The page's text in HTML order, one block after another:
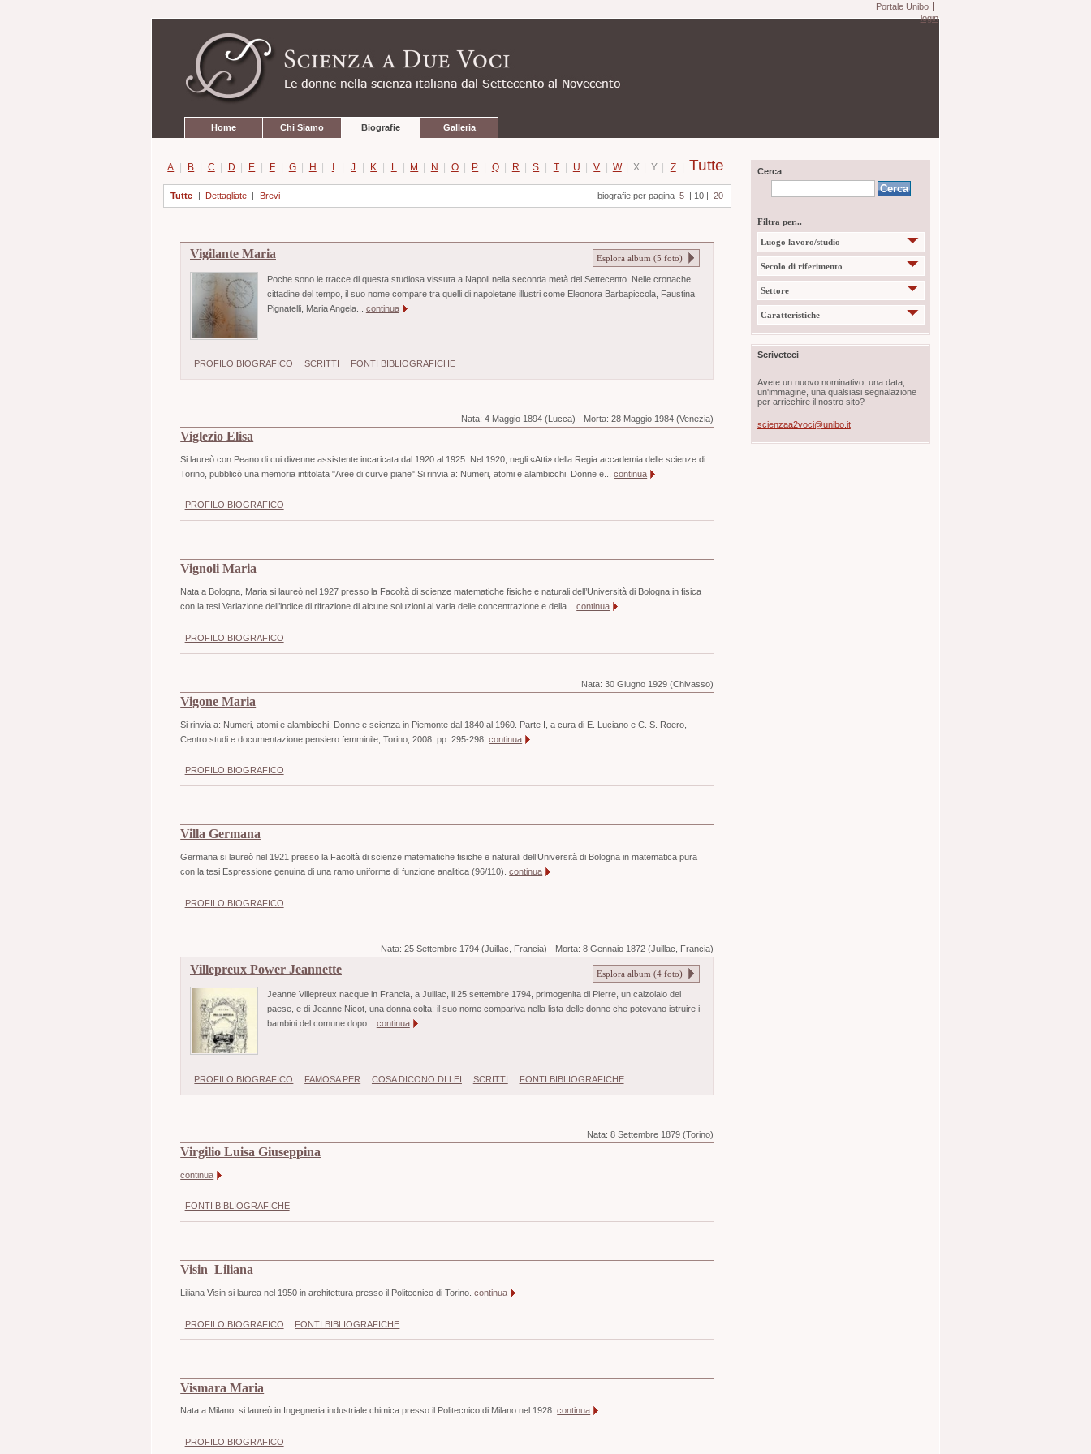
contenuti.
navigazione
Portale Unibo
login
Home Chi Siamo Biografie Galleria
A | B | C | D | E | F | G | H | I | J | K | L | M | N | O | P | Q | R | S | T | U | V | W | X | Y | Z | Tutte
Tutte | Dettagliate | Brevi biografie per pagina 5 | 10 | 20
Vigilante Maria Esplora album (5 foto)
Poche sono le tracce di questa studiosa vissuta a Napoli nella seconda metà del Settecento. Nelle cronache
cittadine del tempo, il suo nome compare tra quelli di napoletane illustri come Eleonora Barbapiccola, Faustina
Pignatelli, Maria Angela... continua
PROFILO BIOGRAFICO SCRITTI FONTI BIBLIOGRAFICHE
Nata:4 Maggio 1894 (Lucca) - Morta:28 Maggio 1984 (Venezia)
Viglezio Elisa
Si laureò con Peano di cui divenne assistente incaricata dal 1920 al 1925. Nel 1920, negli «Atti» della Regia accademia delle scienze di
Torino, pubblicò una memoria intitolata "Aree di curve piane".Si rinvia a: Numeri, atomi e alambicchi. Donne e...continua
PROFILO BIOGRAFICO
Vignoli Maria
Nata a Bologna, Maria si laureò nel 1927 presso la Facoltà di scienze matematiche fisiche e naturali dell’Università di Bologna in fisica
con la tesi Variazione dell’indice di rifrazione di alcune soluzioni al varia delle concentrazione e della...continua
PROFILO BIOGRAFICO
Nata:30 Giugno 1929 (Chivasso)
Vigone Maria
Si rinvia a: Numeri, atomi e alambicchi. Donne e scienza in Piemonte dal 1840 al 1960. Parte I, a cura di E. Luciano e C. S. Roero,
Centro studi e documentazione pensiero femminile, Torino, 2008, pp. 295-298.continua
PROFILO BIOGRAFICO
Villa Germana
Germana si laureò nel 1921 presso la Facoltà di scienze matematiche fisiche e naturali dell’Università di Bologna in matematica pura
con la tesi Espressione genuina di una ramo uniforme di funzione analitica (96/110).continua
PROFILO BIOGRAFICO
Nata:25 Settembre 1794 (Juillac, Francia) - Morta:8 Gennaio 1872 (Juillac, Francia)
Villepreux Power Jeannette Esplora album (4 foto)
Jeanne Villepreux nacque in Francia, a Juillac, il 25 settembre 1794, primogenita di Pierre, un calzolaio del
paese, e di Jeanne Nicot, una donna colta: il suo nome compariva nella lista delle donne che potevano istruire i
bambini del comune dopo... continua
PROFILO BIOGRAFICO FAMOSA PER COSA DICONO DI LEI SCRITTI FONTI BIBLIOGRAFICHE
Nata:8 Settembre 1879 (Torino)
Virgilio Luisa Giuseppina
continua
FONTI BIBLIOGRAFICHE
Visin Liliana
Liliana Visin si laurea nel 1950 in architettura presso il Politecnico di Torino.continua
PROFILO BIOGRAFICO FONTI BIBLIOGRAFICHE
Vismara Maria
Nata a Milano, si laureò in Ingegneria industriale chimica presso il Politecnico di Milano nel 1928.continua
PROFILO BIOGRAFICO
Cerca
Filtra per...
Luogo lavoro/studio
Secolo di riferimento
Settore
Caratteristiche
Scriveteci
Avete un nuovo nominativo, una data,
un'immagine, una qualsiasi segnalazione
per arricchire il nostro sito?
scienzaa2voci@unibo.it